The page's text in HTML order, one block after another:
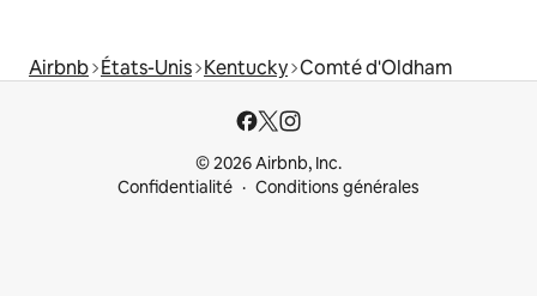
Airbnb États-Unis Kentucky Comté d'Oldham
© 2026 Airbnb, Inc.
Confidentialité
Conditions générales